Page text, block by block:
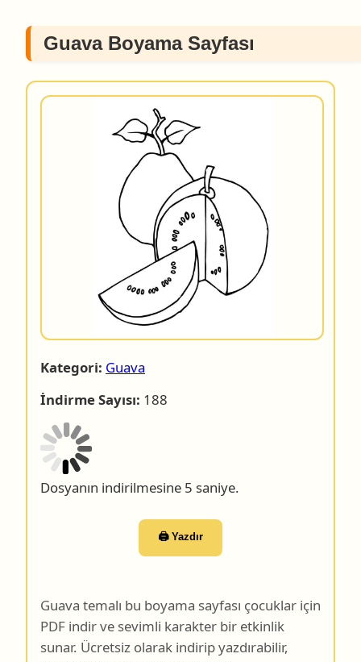
Guava Boyama Sayfası
Kategori: Guava
İndirme Sayısı: 188
Dosyanın indirilmesine 4 saniye.
sunar. Ücretsiz olarak indirip yazdırabilir,
evde keyifli bir boyama zamanı
oluşturabilirsiniz.